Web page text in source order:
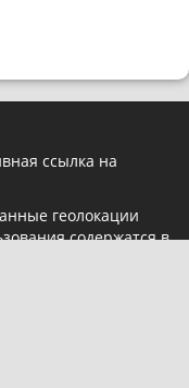
ссылка на
геолокации
содержатся в